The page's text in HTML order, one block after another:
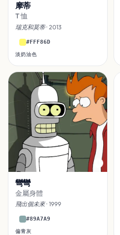
摩蒂
T 恤
瑞克和莫蒂· 2013
#FFF86D
淡奶油色
彎彎
金屬身體
飛出個未來· 1999
#89A7A9
偏青灰